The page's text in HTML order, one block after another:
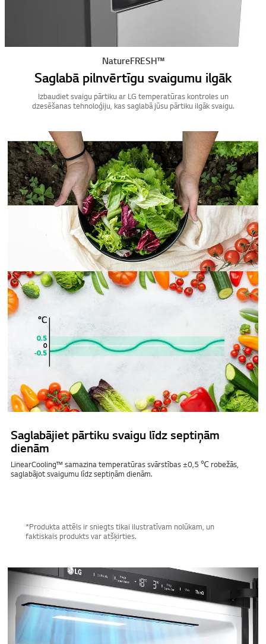
NatureFRESH™
Saglabā pilnvērtīgu svaigumu ilgāk
Izbaudiet svaigu pārtiku ar LG temperatūras kontroles un
dzesēšanas tehnoloģiju, kas saglabā jūsu pārtiku ilgāk svaigu.
Saglabājiet pārtiku svaigu līdz septiņām
dienām
LinearCooling™ samazina temperatūras svārstības ±0,5 ℃ robežās,
saglabājot svaigumu līdz septiņām dienām.
*Produkta attēls ir sniegts tikai ilustratīvam nolūkam, un
faktiskais produkts var atšķirties.